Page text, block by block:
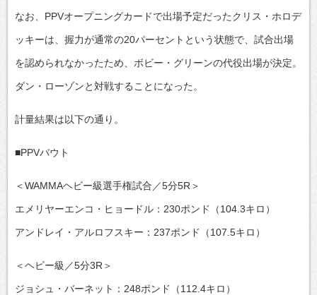
なお、PPVオープニングカードで出場予定だったクリス・ホロデ
ッキーは、握力が通常の20パーセントという状態で、試合出場
を認められなかったため、ボビー・グリーンの代役出場が決定。
ダン・ローゾンと対戦することになった。
計量結果は以下の通り。
■PPVバウト
＜WAMMAヘビー級選手権試合／5分5R＞
エメリヤーエンコ・ヒョードル：230ポンド（104.3キロ）
アンドレイ・アルロフスキー：237ポンド（107.5キロ）
＜ヘビー級／5分3R＞
ジョシュ・バーネット：248ポンド（112.4キロ）